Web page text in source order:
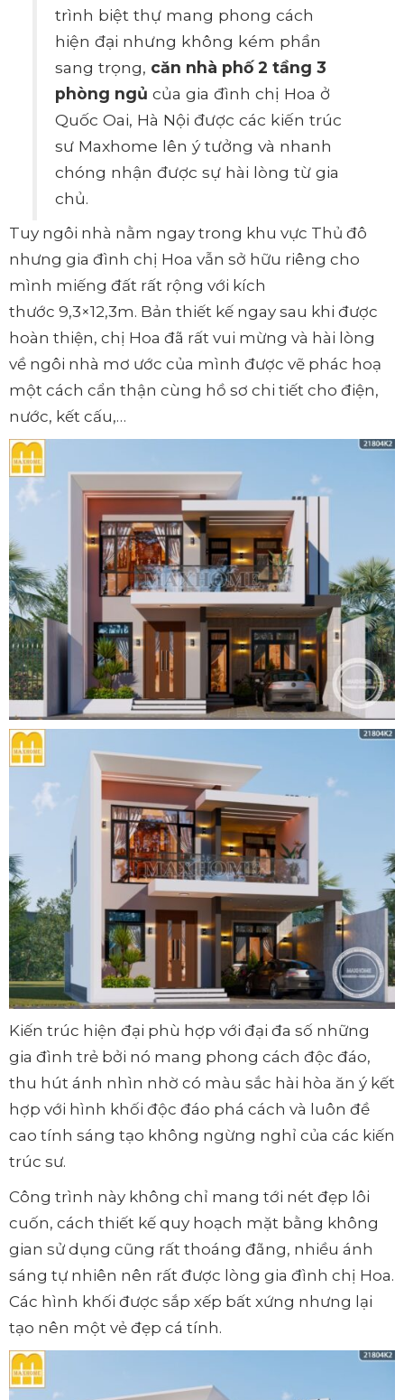
trình biệt thự mang phong cách
hiện đại nhưng không kém phần
sang trọng, căn nhà phố 2 tầng 3
phòng ngủ của gia đình chị Hoa ở
Quốc Oai, Hà Nội được các kiến trúc
sư Maxhome lên ý tưởng và nhanh
chóng nhận được sự hài lòng từ gia
chủ.
Tuy ngôi nhà nằm ngay trong khu vực Thủ đô
nhưng gia đình chị Hoa vẫn sở hữu riêng cho
mình miếng đất rất rộng với kích
thước 9,3×12,3m. Bản thiết kế ngay sau khi được
hoàn thiện, chị Hoa đã rất vui mừng và hài lòng
về ngôi nhà mơ ước của mình được vẽ phác hoạ
một cách cẩn thận cùng hồ sơ chi tiết cho điện,
nước, kết cấu,…
Kiến trúc hiện đại phù hợp với đại đa số những
gia đình trẻ bởi nó mang phong cách độc đáo,
thu hút ánh nhìn nhờ có màu sắc hài hòa ăn ý kết
hợp với hình khối độc đáo phá cách và luôn đề
cao tính sáng tạo không ngừng nghỉ của các kiến
trúc sư.
Công trình này không chỉ mang tới nét đẹp lôi
cuốn, cách thiết kế quy hoạch mặt bằng không
gian sử dụng cũng rất thoáng đãng, nhiều ánh
sáng tự nhiên nên rất được lòng gia đình chị Hoa.
Các hình khối được sắp xếp bất xứng nhưng lại
tạo nên một vẻ đẹp cá tính.